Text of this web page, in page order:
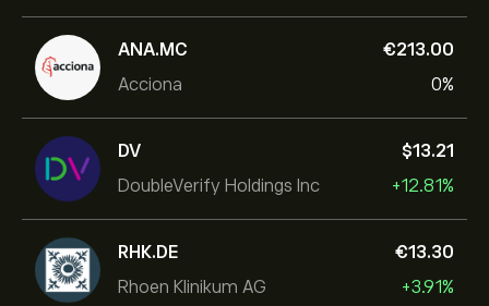
ANA.MC
Acciona
‎€‎213.00
0%
DV
DoubleVerify Holdings Inc
‎$‎13.21
+12.81%
RHK.DE
Rhoen Klinikum AG
‎€‎13.30
+3.91%